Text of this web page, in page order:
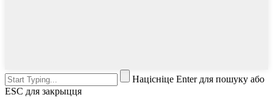
Націсніце Enter для пошуку або
ESC для закрыцця